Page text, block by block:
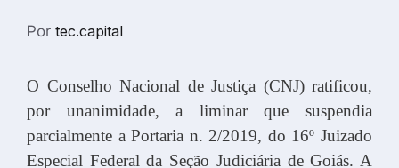
Por tec.capital
O Conselho Nacional de Justiça (CNJ) ratificou,
por unanimidade, a liminar que suspendia
parcialmente a Portaria n. 2/2019, do 16º Juizado
Especial Federal da Seção Judiciária de Goiás. A